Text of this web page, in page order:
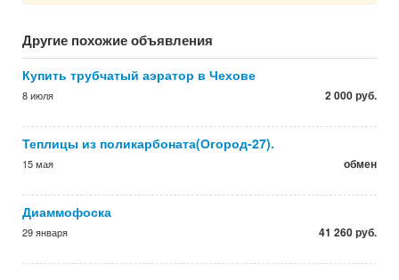
Другие похожие объявления
Купить трубчатый аэратор в Чехове
8 июля 2 000 руб.
Теплицы из поликарбоната(Огород-27).
15 мая обмен
Диаммофоска
29 января 41 260 руб.